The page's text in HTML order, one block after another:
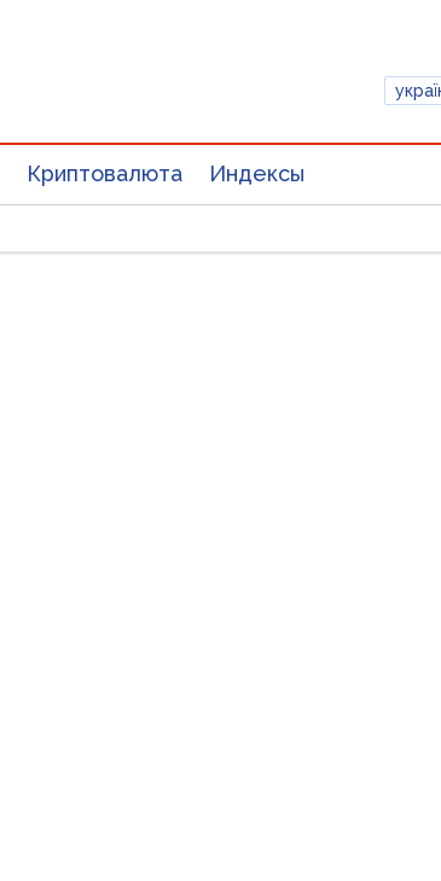
Криптовалюта Индексы